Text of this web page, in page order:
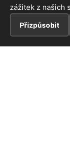
zážitek z našich
Přizpůsobit